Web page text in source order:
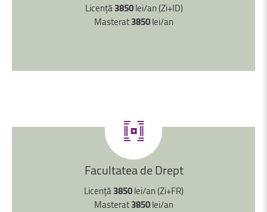
Licență3850lei/an (Zi+ID)
Masterat3850lei/an
FacultateadeDrept
Licență3850lei/an (Zi+FR)
Masterat3850lei/an